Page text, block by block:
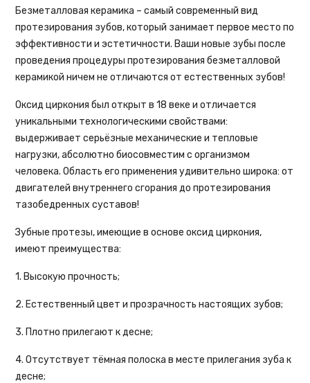
Безметалловая керамика – самый современный вид
протезирования зубов, который занимает первое место по
эффективности и эстетичности. Ваши новые зубы после
проведения процедуры протезирования безметалловой
керамикой ничем не отличаются от естественных зубов!
Оксид циркония был открыт в 18 веке и отличается
уникальными технологическими свойствами:
выдерживает серьёзные механические и тепловые
нагрузки, абсолютно биосовместим с организмом
человека. Область его применения удивительно широка: от
двигателей внутреннего сгорания до протезирования
тазобедренных суставов!
Зубные протезы, имеющие в основе оксид циркония,
имеют преимущества:
1. Высокую прочность;
2. Естественный цвет и прозрачность настоящих зубов;
3. Плотно прилегают к десне;
4. Отсутствует тёмная полоска в месте прилегания зуба к
десне;